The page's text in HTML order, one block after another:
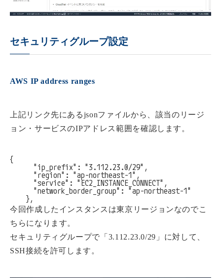
セキュリティグループ設定
AWS IP address ranges
上記リンク先にあるjsonファイルから、該当のリージ
ョン・サービスのIPアドレス範囲を確認します。
{
    },
今回作成したインスタンスは東京リージョンなのでこ
ちらになります。
セキュリティグループで「3.112.23.0/29」に対して、
SSH接続を許可します。